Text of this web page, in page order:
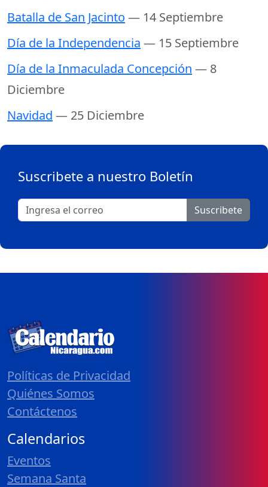
Batalla de San Jacinto — 14 Septiembre
Día de la Independencia — 15 Septiembre
Día de la Inmaculada Concepción — 8
Diciembre
Navidad — 25 Diciembre
Suscribete a nuestro Boletín
Suscribete
Políticas de Privacidad
Quiénes Somos
Contáctenos
Calendarios
Eventos
Semana Santa